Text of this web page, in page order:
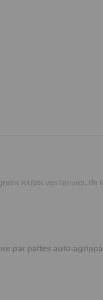
toutes vos tenues, de
par pattes auto-